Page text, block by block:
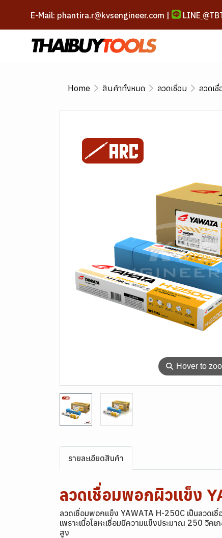
E-Mail: phantira.r@kvsengineer.com | LINE
Home สินค้าทั้งหมด ลวดเชื่อม ลวดเ
⚲ Hover to
รายละเอียดสินค้า
ลวดเชื่อมพอกผิวแข็ง
ลวดเชื่อมพอกแข็ง YAWATA H-250C เป็นลวดเ
เพราะเนื้อโลหะเชื่อมมีความแข็งประมาณ 250 วิค
สูง